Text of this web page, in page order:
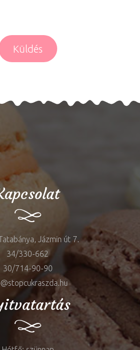
Küldés
Jázmin út 7.
34/330-662
30/714-90-90